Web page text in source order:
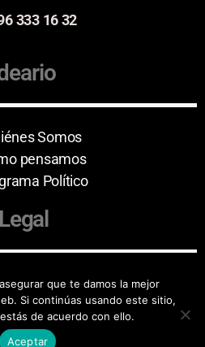
333 16 32
Somos
pensamos
Político
Legal
que te damos la mejor
Si continúas usando este sitio,
de acuerdo con ello.
Aceptar